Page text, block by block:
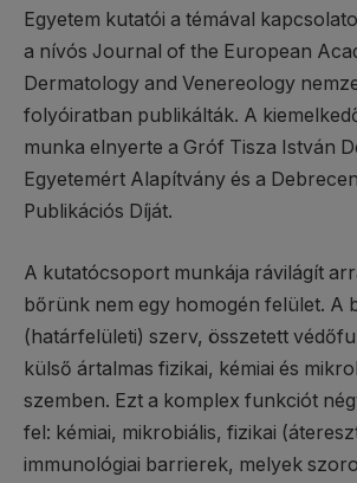
Egyetem kutatói a témával
a nívós Journal of the European
Dermatology and Venereology
folyóiratban publikálták. A
munka elnyerte a Gróf Tisza István
Egyetemért Alapítvány és a
Publikációs Díját.
A kutatócsoport munkája rávilágít
bőrünk nem egy homogén felület. A
(határfelületi) szerv, összetett
külső ártalmas fizikai, kémiai és
szemben. Ezt a komplex funkciót
fel: kémiai, mikrobiális, fizikai
immunológiai barrierek, melyek